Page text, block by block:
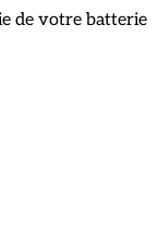
de votre batterie